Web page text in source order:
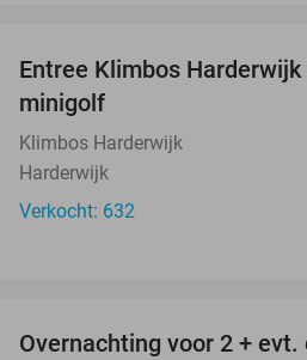
Entree Klimbos Harderwijk
minigolf
Klimbos Harderwijk
Harderwijk
Verkocht: 632
Overnachting voor 2 +